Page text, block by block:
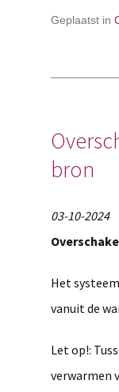
Geplaatst in
bron
03-10-2024
Het
vanuit de
Let op!:
verwarmen